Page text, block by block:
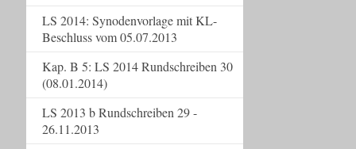
LS 2014: Synodenvorlage mit KL-
Beschluss vom 05.07.2013
Kap. B 5: LS 2014 Rundschreiben 30
(08.01.2014)
LS 2013 b Rundschreiben 29 -
26.11.2013